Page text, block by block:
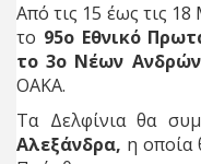
Από τις 15 έως τις
το 95ο Εθνικό
το 3ο Νέων
ΟΑΚΑ.
Τα Δελφίνια θα
Αλεξάνδρα, η οποία